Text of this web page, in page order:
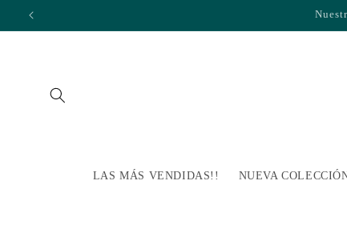
directamente
al contenido
LAS MÁS VENDIDAS!! NUEVA